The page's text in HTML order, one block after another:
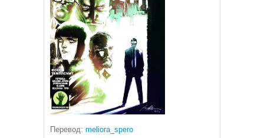
Перевод: meliora_spero